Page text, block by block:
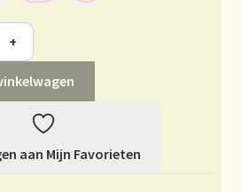
+
aan Mijn Favorieten